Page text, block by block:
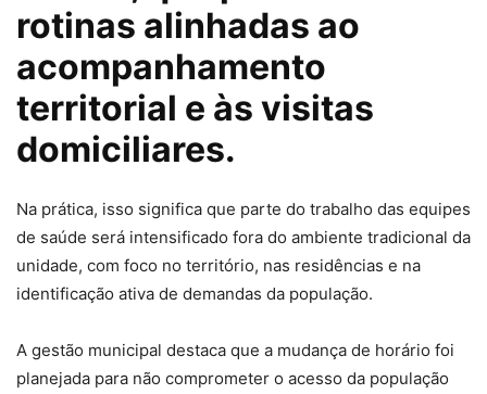
rotinas alinhadas ao
acompanhamento
territorial e às visitas
domiciliares.
Na prática, isso significa que parte do trabalho das equipes
de saúde será intensificado fora do ambiente tradicional da
unidade, com foco no território, nas residências e na
identificação ativa de demandas da população.
A gestão municipal destaca que a mudança de horário foi
planejada para não comprometer o acesso da população